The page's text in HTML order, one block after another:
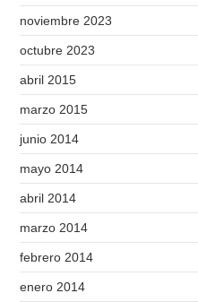
noviembre 2023
octubre 2023
abril 2015
marzo 2015
junio 2014
mayo 2014
abril 2014
marzo 2014
febrero 2014
enero 2014